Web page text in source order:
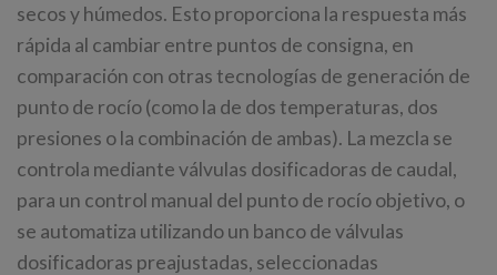
secos y húmedos. Esto proporciona la respuesta más
rápida al cambiar entre puntos de consigna, en
comparación con otras tecnologías de generación de
punto de rocío (como la de dos temperaturas, dos
presiones o la combinación de ambas). La mezcla se
controla mediante válvulas dosificadoras de caudal,
para un control manual del punto de rocío objetivo, o
se automatiza utilizando un banco de válvulas
dosificadoras preajustadas, seleccionadas